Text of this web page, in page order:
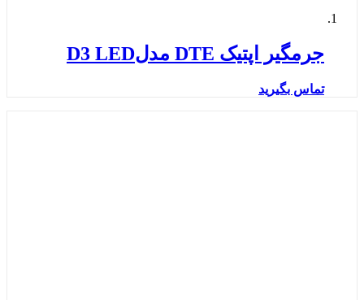
جرمگیر اپتیک DTE مدلD3 LED
تماس بگیرید